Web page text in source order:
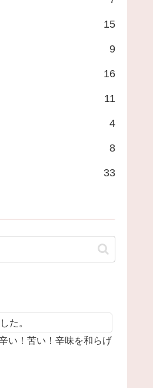
15
9
16
11
4
8
33
た。
い！苦い！辛味を和らげ